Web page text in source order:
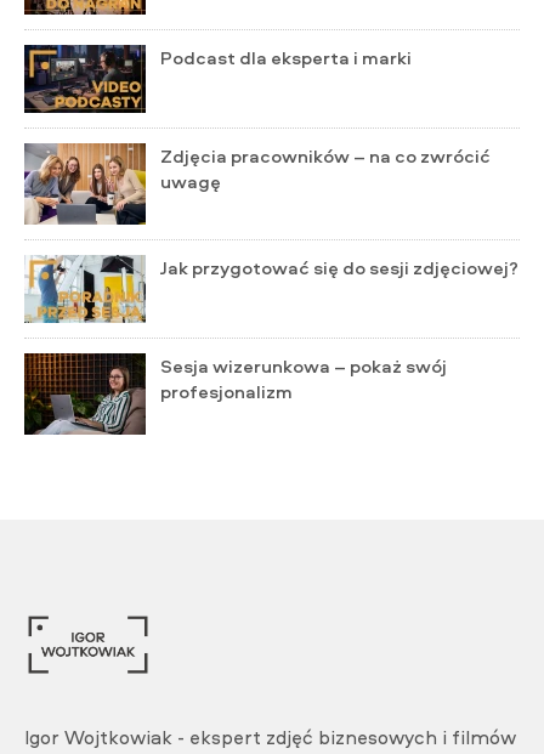
Podcast dla eksperta i marki
Zdjęcia pracowników – na co zwrócić
uwagę
Jak przygotować się do sesji zdjęciowej?
Sesja wizerunkowa – pokaż swój
profesjonalizm
Igor Wojtkowiak - ekspert zdjęć biznesowych i filmów